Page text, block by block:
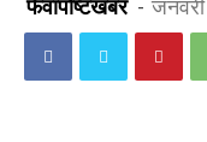
फेवापोष्टखबर -